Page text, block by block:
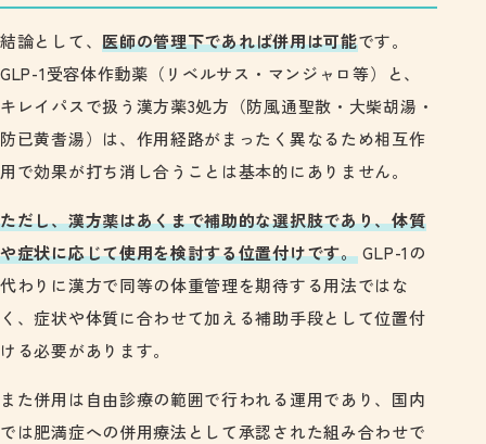
結論として、医師の管理下であれば併用は可能です。
GLP-1受容体作動薬（リベルサス・マンジャロ等）と、
キレイパスで扱う漢方薬3処方（防風通聖散・大柴胡湯・
防已黄耆湯）は、作用経路がまったく異なるため相互作
用で効果が打ち消し合うことは基本的にありません。
ただし、漢方薬はあくまで補助的な選択肢であり、体質
や症状に応じて使用を検討する位置付けです。GLP-1の
代わりに漢方で同等の体重管理を期待する用法ではな
く、症状や体質に合わせて加える補助手段として位置付
ける必要があります。
また併用は自由診療の範囲で行われる運用であり、国内
では肥満症への併用療法として承認された組み合わせで